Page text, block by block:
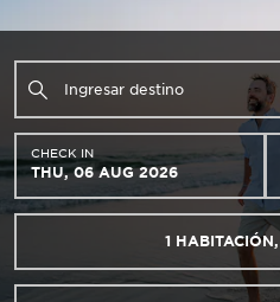
CHECK IN
THU, 06 AUG 2026
1 HABITACIÓN,